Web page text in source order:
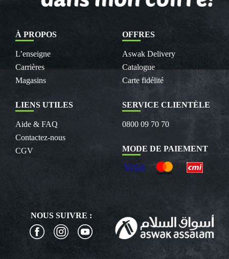
À PROPOS
L’enseigne
Carrières
Magasins
OFFRES
Aswak Delivery
Catalogue
Carte fidélité
LIENS UTILES
Aide & FAQ
Contactez-nous
CGV
SERVICE CLIENTÈLE
0800 09 70 70
MODE DE PAIEMENT
NOUS SUIVRE :